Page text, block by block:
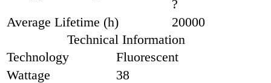
?
Average Lifetime (h)
20000
Technical Information
Technology
Fluorescent
Wattage
38